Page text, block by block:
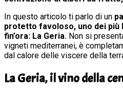
In questo articolo ti parlo di un
protetto favoloso, uno dei più
fin’ora: La Geria. Non si
vigneti mediterranei, è
dal calore delle viscere della
La Geria, il vino della